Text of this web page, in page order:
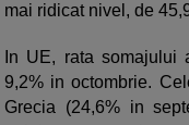
mai ridicat nivel, de
In UE, rata
9,2% in octombrie.
Grecia (24,6% in